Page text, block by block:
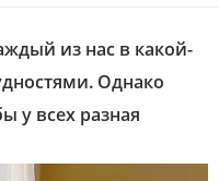
из нас в какой-
Однако
у всех разная